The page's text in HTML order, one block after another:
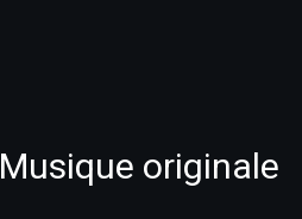
Musique originale